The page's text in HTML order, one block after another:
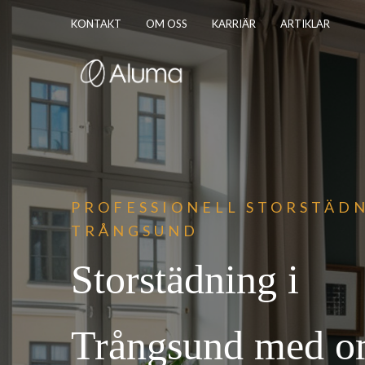
KONTAKT OM OSS KARRIÄR ARTIKLAR
PROFESSIONEL L
TRÅNGSUND
Storstädning i
Trångsund med